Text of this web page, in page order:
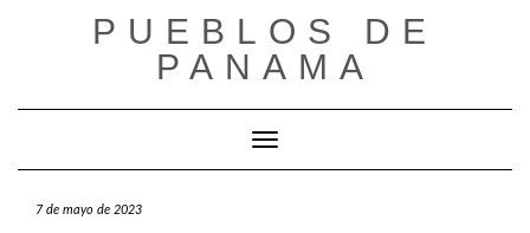
PUEBLOS DE
PANAMA
Cambiar modo de navegación
7 de mayo de 2023